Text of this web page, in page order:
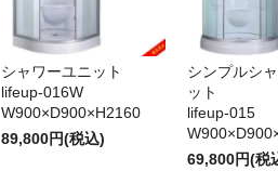
シャワーユニット
lifeup-016W
W900×D900×H2160
89,800円(税込)
シンプルシ
ット
lifeup-015
69,800円(税